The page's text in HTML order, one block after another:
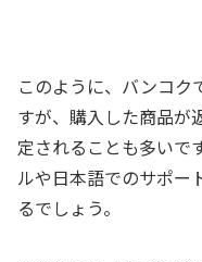
このように、バンコク
すが、購入した商品が
定されることも多いで
ルや日本語でのサポー
るでしょう。